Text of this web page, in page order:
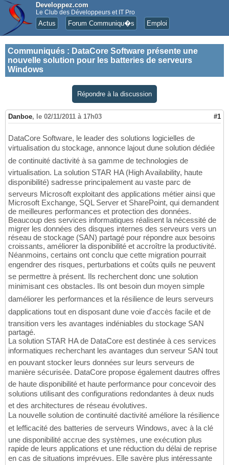
Developpez.com
Le Club des Développeurs et IT Pro
Actus Forum Communiqu�s Emploi
Communiqués : DataCore Software présente une
nouvelle solution pour les batteries de serveurs
Windows
Répondre à la discussion
Danboe, le 02/11/2011 à 17h03 #1
DataCore Software, le leader des solutions logicielles de
virtualisation du stockage, annonce lajout dune solution dédiée
de continuité dactivité à sa gamme de technologies de
virtualisation. La solution STAR HA (High Availability, haute
disponibilité) sadresse principalement au vaste parc de
serveurs Microsoft exploitant des applications métier ainsi que
Microsoft Exchange, SQL Server et SharePoint, qui demandent
de meilleures performances et protection des données.
Beaucoup des services informatiques réalisent la nécessité de
migrer les données des disques internes des serveurs vers un
réseau de stockage (SAN) partagé pour répondre aux besoins
croissants, améliorer la disponibilité et accroître la productivité.
Néanmoins, certains ont conclu que cette migration pourrait
engendrer des risques, perturbations et coûts quils ne peuvent
se permettre à présent. Ils recherchent donc une solution
minimisant ces obstacles. Ils ont besoin dun moyen simple
daméliorer les performances et la résilience de leurs serveurs
dapplications tout en disposant dune voie d'accès facile et de
transition vers les avantages indéniables du stockage SAN
partagé.
La solution STAR HA de DataCore est destinée à ces services
informatiques recherchant les avantages dun serveur SAN tout
en pouvant stocker leurs données sur leurs serveurs de
manière sécurisée. DataCore propose également dautres offres
de haute disponibilité et haute performance pour concevoir des
solutions utilisant des configurations redondantes à deux nuds
et des architectures de réseau évolutives.
La nouvelle solution de continuité dactivité améliore la résilience
et lefficacité des batteries de serveurs Windows, avec à la clé
une disponibilité accrue des systèmes, une exécution plus
rapide de leurs applications et une réduction du délai de reprise
en cas de situations imprévues. Elle savère plus intéressante